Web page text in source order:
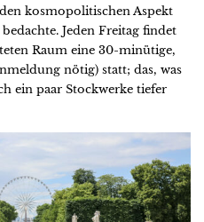
kosmopolitischen Aspekt
Jeden Freitag findet
Raum eine 30-minütige,
nötig) statt; das, was
ein paar Stockwerke tiefer